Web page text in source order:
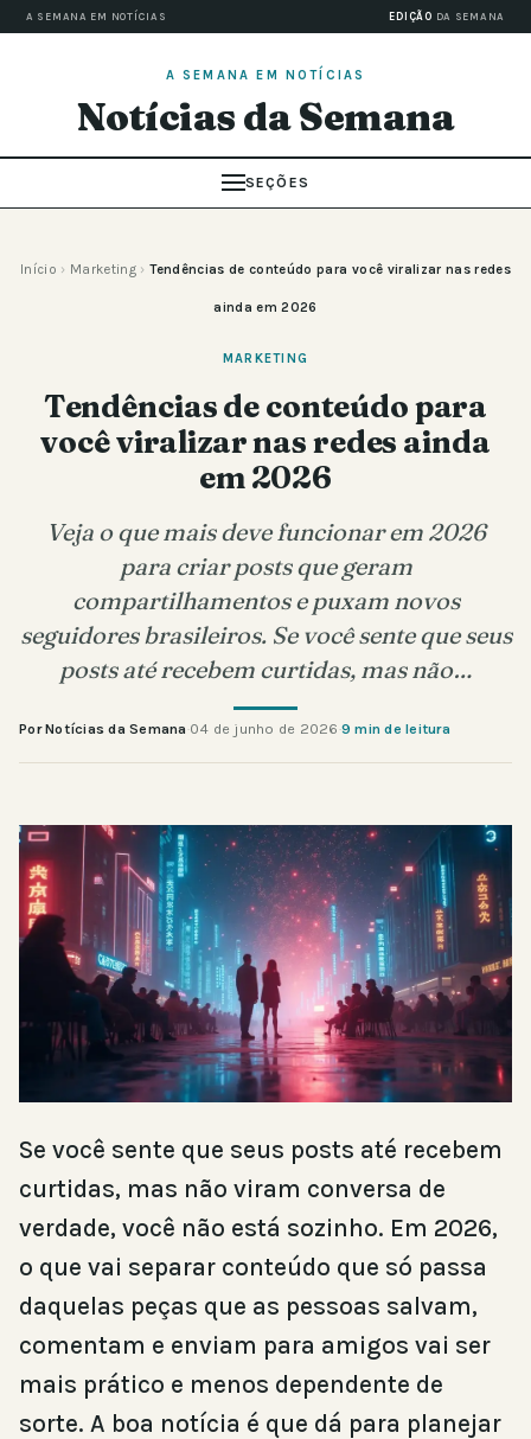
A SEMANA EM NOTÍCIAS EDIÇÃO DA SEMANA
A SEMANA EM NOTÍCIAS
Notícias da Semana
SEÇÕES
Início › Marketing › Tendências de conteúdo para você viralizar nas redes
ainda em 2026
MARKETING
Tendências de conteúdo para
você viralizar nas redes ainda
em 2026
Veja o que mais deve funcionar em 2026
para criar posts que geram
compartilhamentos e puxam novos
seguidores brasileiros. Se você sente que seus
posts até recebem curtidas, mas não…
Por Notícias da Semana·04 de junho de 2026·9 min de leitura
Se você sente que seus posts até recebem
curtidas, mas não viram conversa de
verdade, você não está sozinho. Em 2026,
o que vai separar conteúdo que só passa
daquelas peças que as pessoas salvam,
comentam e enviam para amigos vai ser
mais prático e menos dependente de
sorte. A boa notícia é que dá para planejar